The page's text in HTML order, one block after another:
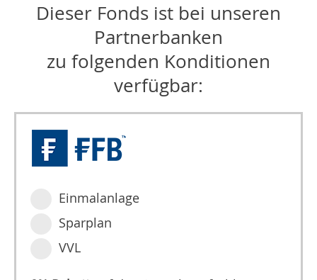
Dieser Fonds ist bei unseren
Partnerbanken
zu folgenden Konditionen
verfügbar:
Einmalanlage
Sparplan
VVL